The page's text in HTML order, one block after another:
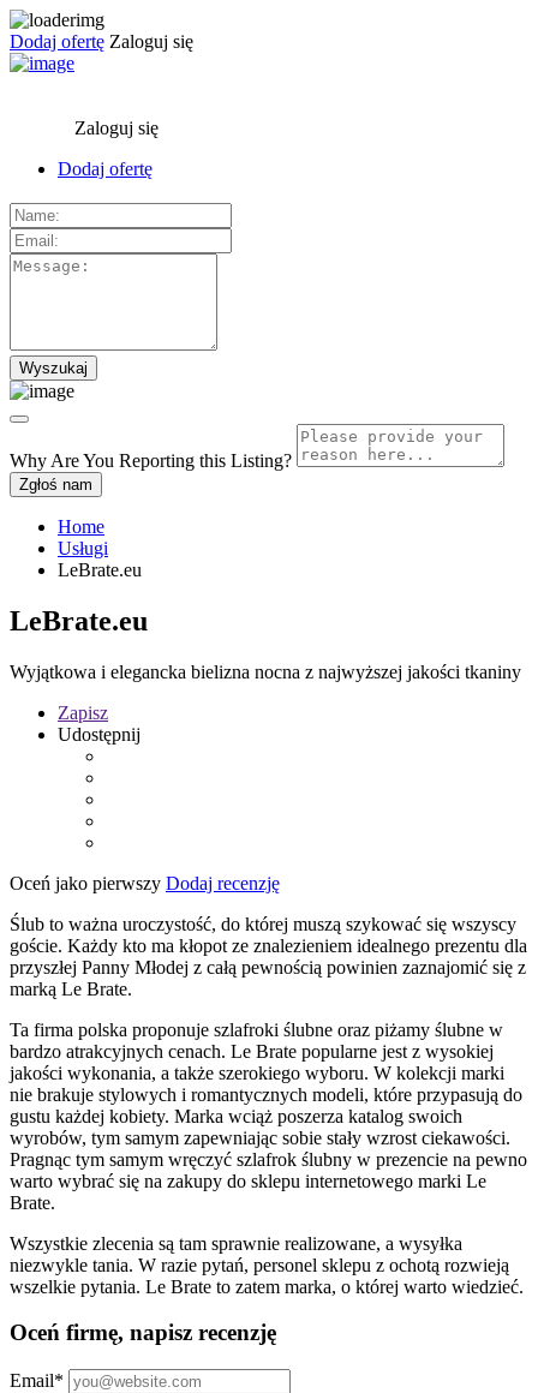
Dodaj ofertę Zaloguj się
Zaloguj się
Dodaj ofertę
Why Are You Reporting this Listing?
Zgłoś nam
Home
Usługi
LeBrate.eu
LeBrate.eu
Wyjątkowa i elegancka bielizna nocna z najwyższej jakości tkaniny
Zapisz
Udostępnij
Oceń jako pierwszy Dodaj recenzję
Ślub to ważna uroczystość, do której muszą szykować się wszyscy
goście. Każdy kto ma kłopot ze znalezieniem idealnego prezentu dla
przyszłej Panny Młodej z całą pewnością powinien zaznajomić się z
marką Le Brate.
Ta firma polska proponuje szlafroki ślubne oraz piżamy ślubne w
bardzo atrakcyjnych cenach. Le Brate popularne jest z wysokiej
jakości wykonania, a także szerokiego wyboru. W kolekcji marki
nie brakuje stylowych i romantycznych modeli, które przypasują do
gustu każdej kobiety. Marka wciąż poszerza katalog swoich
wyrobów, tym samym zapewniając sobie stały wzrost ciekawości.
Pragnąc tym samym wręczyć szlafrok ślubny w prezencie na pewno
warto wybrać się na zakupy do sklepu internetowego marki Le
Brate.
Wszystkie zlecenia są tam sprawnie realizowane, a wysyłka
niezwykle tania. W razie pytań, personel sklepu z ochotą rozwieją
wszelkie pytania. Le Brate to zatem marka, o której warto wiedzieć.
Oceń firmę, napisz recenzję
Email*